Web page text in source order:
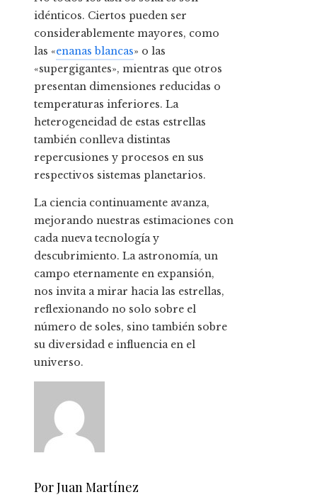
idénticos. Ciertos pueden ser
considerablemente mayores, como
las «enanas blancas» o las
«supergigantes», mientras que otros
presentan dimensiones reducidas o
temperaturas inferiores. La
heterogeneidad de estas estrellas
también conlleva distintas
repercusiones y procesos en sus
respectivos sistemas planetarios.
La ciencia continuamente avanza,
mejorando nuestras estimaciones con
cada nueva tecnología y
descubrimiento. La astronomía, un
campo eternamente en expansión,
nos invita a mirar hacia las estrellas,
reflexionando no solo sobre el
número de soles, sino también sobre
su diversidad e influencia en el
universo.
Por Juan Martínez